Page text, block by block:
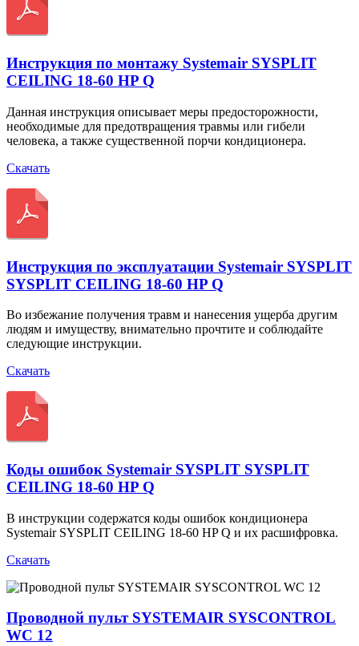
Инструкция по монтажу Systemair SYSPLIT
CEILING 18-60 HP Q
Данная инструкция описывает меры предосторожности,
необходимые для предотвращения травмы или гибели
человека, а также существенной порчи кондиционера.
Скачать
Инструкция по эксплуатации Systemair SYSPLIT
SYSPLIT CEILING 18-60 HP Q
Во избежание получения травм и нанесения ущерба другим
людям и имуществу, внимательно прочтите и соблюдайте
следующие инструкции.
Скачать
Коды ошибок Systemair SYSPLIT SYSPLIT
CEILING 18-60 HP Q
В инструкции содержатся коды ошибок кондиционера
Systemair SYSPLIT CEILING 18-60 HP Q и их расшифровка.
Скачать
Проводной пульт SYSTEMAIR SYSCONTROL
WC 12